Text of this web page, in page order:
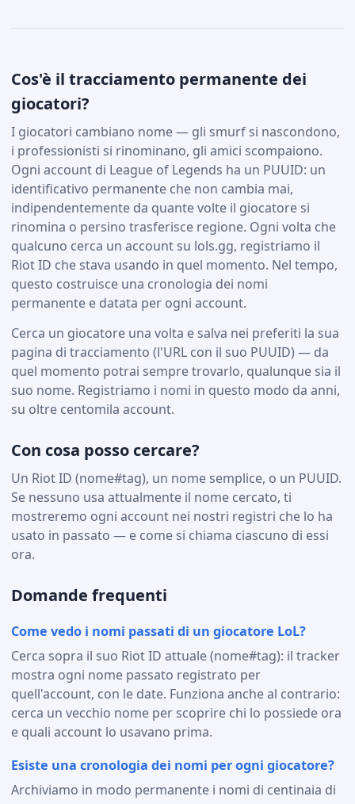
Cos'è il tracciamento permanente dei
giocatori?
I giocatori cambiano nome — gli smurf si nascondono,
i professionisti si rinominano, gli amici scompaiono.
Ogni account di League of Legends ha un PUUID: un
identificativo permanente che non cambia mai,
indipendentemente da quante volte il giocatore si
rinomina o persino trasferisce regione. Ogni volta che
qualcuno cerca un account su lols.gg, registriamo il
Riot ID che stava usando in quel momento. Nel tempo,
questo costruisce una cronologia dei nomi
permanente e datata per ogni account.
Cerca un giocatore una volta e salva nei preferiti la sua
pagina di tracciamento (l'URL con il suo PUUID) — da
quel momento potrai sempre trovarlo, qualunque sia il
suo nome. Registriamo i nomi in questo modo da anni,
su oltre centomila account.
Con cosa posso cercare?
Un Riot ID (nome#tag), un nome semplice, o un PUUID.
Se nessuno usa attualmente il nome cercato, ti
mostreremo ogni account nei nostri registri che lo ha
usato in passato — e come si chiama ciascuno di essi
ora.
Domande frequenti
Come vedo i nomi passati di un giocatore LoL?
Cerca sopra il suo Riot ID attuale (nome#tag): il tracker
mostra ogni nome passato registrato per
quell'account, con le date. Funziona anche al contrario:
cerca un vecchio nome per scoprire chi lo possiede ora
e quali account lo usavano prima.
Esiste una cronologia dei nomi per ogni giocatore?
Archiviamo in modo permanente i nomi di centinaia di